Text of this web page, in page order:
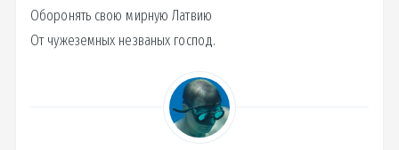
Оборонять свою мирную Латвию
От чужеземных незваных господ.